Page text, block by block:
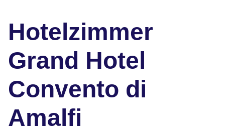
Hotelzimmer
Grand Hotel
Convento di
Amalfi